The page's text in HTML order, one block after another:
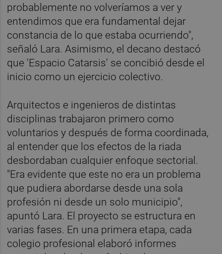
probablemente no volveríamos a ver y
entendimos que era fundamental dejar
constancia de lo que estaba ocurriendo",
señaló Lara. Asimismo, el decano destacó
que 'Espacio Catarsis' se concibió desde el
inicio como un ejercicio colectivo.
Arquitectos e ingenieros de distintas
disciplinas trabajaron primero como
voluntarios y después de forma coordinada,
al entender que los efectos de la riada
desbordaban cualquier enfoque sectorial.
"Era evidente que este no era un problema
que pudiera abordarse desde una sola
profesión ni desde un solo municipio",
apuntó Lara. El proyecto se estructura en
varias fases. En una primera etapa, cada
colegio profesional elaboró informes